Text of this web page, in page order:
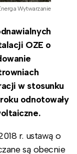
Wytwarzanie
OZE o
w stosunku
odnotowały
r. ustawą o
są obecnie